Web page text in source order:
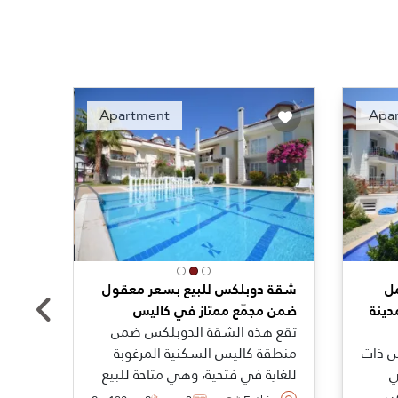
ذات
Apartment
Recommended
شقة دوبلكس للبيع بسعر معقول
ضمن مجمّع ممتاز في كاليس
تقع هذه الشقة الدوبلكس ضمن
منطقة كاليس السكنية المرغوبة
للغاية في فتحية، وهي متاحة للبيع